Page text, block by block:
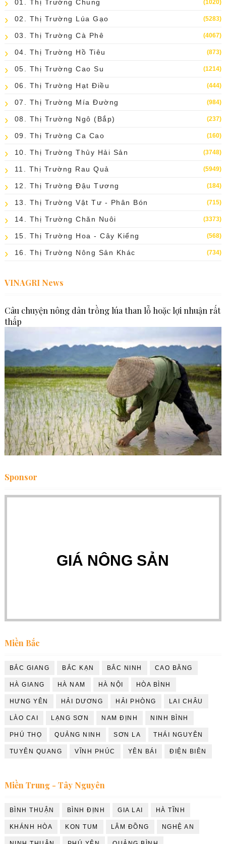
01. Thị Trường Chung (1020)
02. Thị Trường Lúa Gạo (5283)
03. Thị Trường Cà Phê (4067)
04. Thị Trường Hồ Tiêu (873)
05. Thị Trường Cao Su (1214)
06. Thị Trường Hạt Điều (444)
07. Thị Trường Mía Đường (984)
08. Thị Trường Ngô (bắp) (237)
09. Thị Trường Ca Cao (160)
10. Thị Trường Thủy Hải Sản (3748)
11. Thị Trường Rau Quả (5949)
12. Thị Trường Đậu Tương (184)
13. Thị Trường Vật Tư - Phân Bón (715)
14. Thị Trường Chăn Nuôi (3373)
15. Thị Trường Hoa - Cây Kiểng (568)
16. Thị Trường Nông Sản Khác (734)
VINAGRI News
Câu chuyện nông dân trồng lúa than lỗ hoặc lợi nhuận rất
thấp
Sponsor
GIÁ NÔNG SẢN
Miền Bắc
BẮC GIANG BẮC KẠN BẮC NINH CAO BẰNG
HÀ GIANG HÀ NAM HÀ NỘI HÒA BÌNH
HƯNG YÊN HẢI DƯƠNG HẢI PHÒNG LAI CHÂU
LÀO CAI LẠNG SƠN NAM ĐỊNH NINH BÌNH
PHÚ THỌ QUẢNG NINH SƠN LA THÁI NGUYÊN
TUYÊN QUANG VĨNH PHÚC YÊN BÁI ĐIỆN BIÊN
Miền Trung - Tây Nguyên
BÌNH THUẬN BÌNH ĐỊNH GIA LAI HÀ TĨNH
KHÁNH HÒA KON TUM LÂM ĐỒNG NGHỆ AN